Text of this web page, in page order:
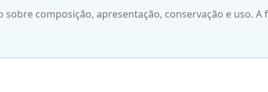
composição, apresentação, conservação e uso. A